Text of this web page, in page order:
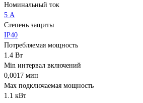
Номинальный ток
5 А
Степень защиты
IP40
Потребляемая мощность
1.4 Вт
Min интервал включений
0,0017 мин
Max подключаемая мощность
1.1 кВт